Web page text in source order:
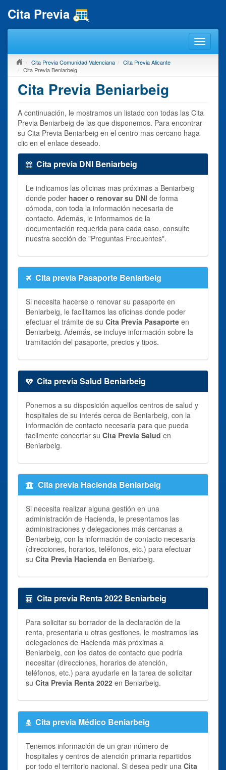
Cita Previa
Cita Previa Comunidad Valenciana
Cita Previa Alicante
Cita Previa Beniarbeig
Cita Previa Beniarbeig
A continuación, le mostramos un listado con todas las Cita
Previa Beniarbeig de las que disponemos. Para encontrar
su Cita Previa Beniarbeig en el centro mas cercano haga
clic en el enlace deseado.
Cita previa DNI Beniarbeig
Le indicamos las oficinas mas próximas a Beniarbeig
donde poder hacer o renovar su DNI de forma
cómoda, con toda la información necesaria de
contacto. Además, le informamos de la
documentación requerida para cada caso, consulte
nuestra sección de "Preguntas Frecuentes".
Cita previa Pasaporte Beniarbeig
Si necesita hacerse o renovar su pasaporte en
Beniarbeig, le facilitamos las oficinas donde poder
efectuar el trámite de su Cita Previa Pasaporte en
Beniarbeig. Además, se incluye información sobre la
tramitación del pasaporte, precios y tipos.
Cita previa Salud Beniarbeig
Ponemos a su disposición aquellos centros de salud y
hospitales de su interés cerca de Beniarbeig, con la
información de contacto necesaria para que pueda
facilmente concertar su Cita Previa Salud en
Beniarbeig.
Cita previa Hacienda Beniarbeig
Si necesita realizar alguna gestión en una
administración de Hacienda, le presentamos las
administraciones y delegaciones más cercanas a
Beniarbeig, con la información de contacto necesaria
(direcciones, horarios, teléfonos, etc.) para efectuar
su Cita Previa Hacienda en Beniarbeig.
Cita previa Renta 2022 Beniarbeig
Para solicitar su borrador de la declaración de la
renta, presentarla u otras gestiones, le mostramos las
delegaciones de Hacienda más próximas a
Beniarbeig, con los datos de contacto que podría
necesitar (direcciones, horarios de atención,
teléfonos, etc.) para ayudarle en la tarea de solicitar
su Cita Previa Renta 2022 en Beniarbeig.
Cita previa Médico Beniarbeig
Tenemos información de un gran número de
hospitales y centros de atención primaria repartidos
por todo el territorio nacional. Si desea pedir una Cita